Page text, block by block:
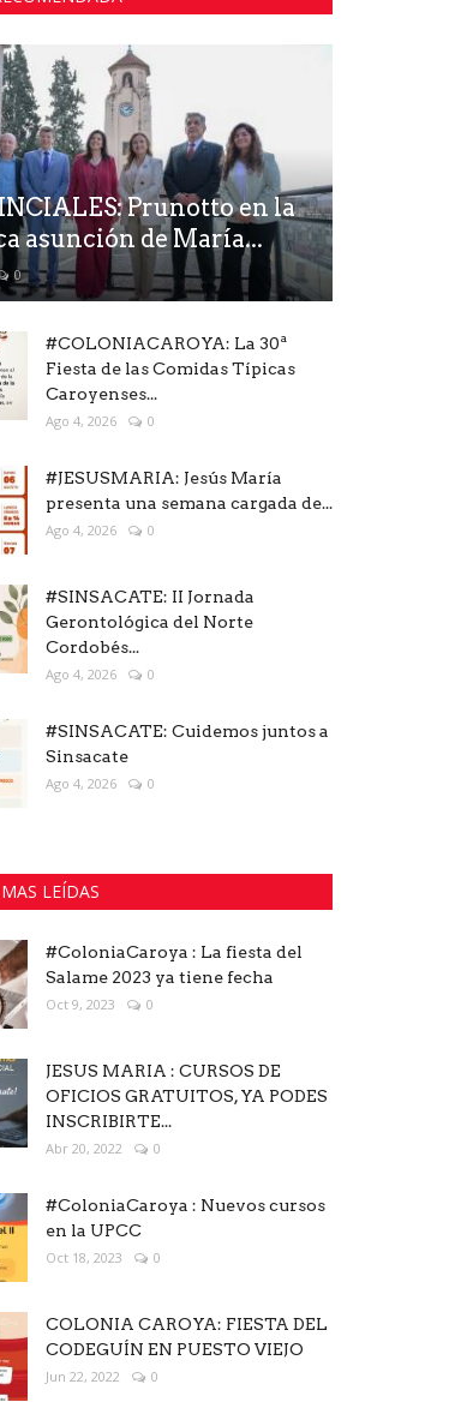
Prunotto en la
asunción de María...
0
#COLONIACAROYA: La 30ª
Fiesta de las Comidas Típicas
Caroyenses...
Ago 4, 2026 0
#JESUSMARIA: Jesús María
presenta una semana cargada de...
Ago 4, 2026 0
#SINSACATE: II Jornada
Gerontológica del Norte
Cordobés...
Ago 4, 2026 0
#SINSACATE: Cuidemos juntos a
Sinsacate
Ago 4, 2026 0
LEÍDAS
#ColoniaCaroya : La fiesta del
Salame 2023 ya tiene fecha
Oct 9, 2023 0
JESUS MARIA : CURSOS DE
OFICIOS GRATUITOS, YA PODES
INSCRIBIRTE...
Abr 20, 2022 0
#ColoniaCaroya : Nuevos cursos
en la UPCC
Oct 18, 2023 0
COLONIA CAROYA: FIESTA DEL
CODEGUÍN EN PUESTO VIEJO
Jun 22, 2022 0